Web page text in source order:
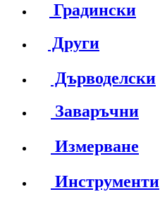
Градински
Други
Дърводелски
Заваръчни
Измерване
Инструменти